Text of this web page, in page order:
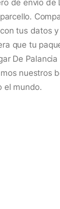
de envío de
tus datos
que tu
De
nuestros
el mundo.